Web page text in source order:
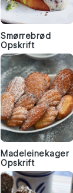
Smørrebrød
Opskrift
Madeleinekager
Opskrift